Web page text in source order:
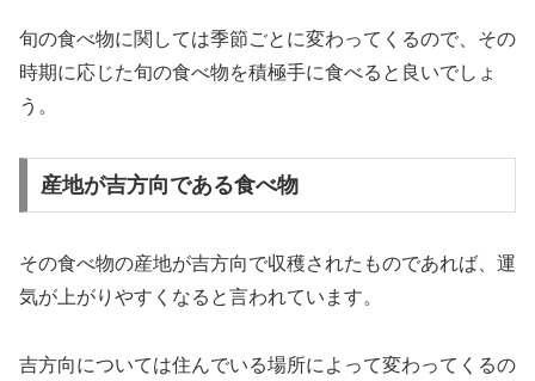
旬の食べ物に関しては季節ごとに変わってくるので、その
時期に応じた旬の食べ物を積極手に食べると良いでしょ
う。
産地が吉方向である食べ物
その食べ物の産地が吉方向で収穫されたものであれば、運
気が上がりやすくなる と言われています。
吉方向については住んでいる場所によって変わってくるの